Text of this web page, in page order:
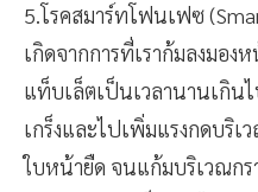
5.โรคสมาร์ทโฟนเฟซ
เกิดจากการที่เราก้มลงมอ
แท็บเล็ตเป็นเวลานานเกิน
เกร็งและไปเพิ่มแรงกดบริ
ใบหน้ายืด จนแก้มบริเวณกร